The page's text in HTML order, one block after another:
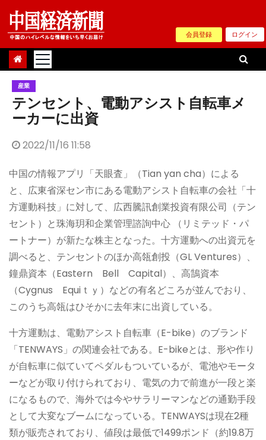
Skip
content
会員登録 ログイン
産業
テンセント、電動アシスト自転車メ
ーカーに出資
2022/11/16 11:58
中国の情報アプリ「天眼査」（Tian yan cha）による
と、広東省深セン市にある電動アシスト自転車の会社「十
方運動科技」に対して、広西騰訊創業投資有限公司（テン
セント）と珠海玥和企業管理諮詢中心 （リミテッド・パ
ートナー）が新たな株主となった。十方運動への出資元を
調べると、テンセントのほか高瓴創投（GL Ventures）、
鐘鼎資本（Eastern Bell Capital）、高鵠資本
（Cygnus Equiｔｙ）などの有名どころが並んでおり、
このうち高瓴はひそかに去年末に出資している。
十方運動は、電動アシスト自転車（E-bike）のブランド
「TENWAYS」の関連会社である。E-bikeとは、形や作り
が自転車に似ていてペダルもついているが、電池やモータ
ーなどが取り付けられており、電気の力で前進が一段と楽
になるもので、海外では今やサラリーマンなどの通勤手段
として大変なブームになっている。TENWAYSは現在2種
類が販売されており、値段は最低で1499ポンド（約19.8万